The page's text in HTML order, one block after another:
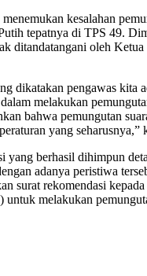
kesalahan
tepatnya di TPS 49.
ditandatangani oleh
dikatakan pengawas kita
melakukan
bahwa pemungutan
yang seharusnya,”
yang berhasil dihimpun
adanya peristiwa
surat rekomendasi
melakukan